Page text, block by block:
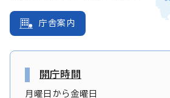
庁舎案内
開庁時間
月曜日から金曜日